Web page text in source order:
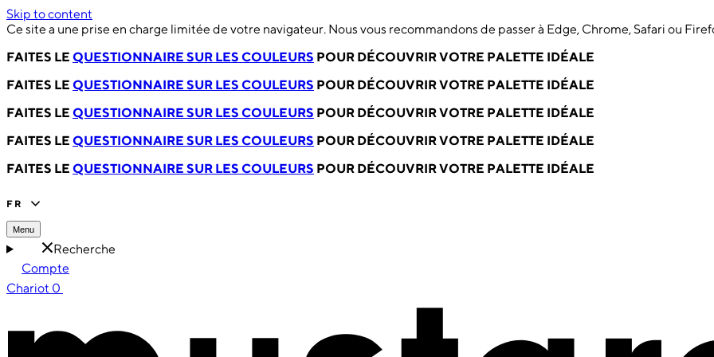
Skip to content
Ce site a une prise en charge limitée de votre navigateur. Nous vous recommandons de passer à Edge, Chrome, Safari ou
FAITES LE QUESTIONNAIRE SUR LES COULEURS POUR DÉCOUVRIR VOTRE PALETTE IDÉALE
FAITES LE QUESTIONNAIRE SUR LES COULEURS POUR DÉCOUVRIR VOTRE PALETTE IDÉALE
FAITES LE QUESTIONNAIRE SUR LES COULEURS POUR DÉCOUVRIR VOTRE PALETTE IDÉALE
FAITES LE QUESTIONNAIRE SUR LES COULEURS POUR DÉCOUVRIR VOTRE PALETTE IDÉALE
FAITES LE QUESTIONNAIRE SUR LES COULEURS POUR DÉCOUVRIR VOTRE PALETTE IDÉALE
FR
Menu
Recherche
Compte
Chariot 0